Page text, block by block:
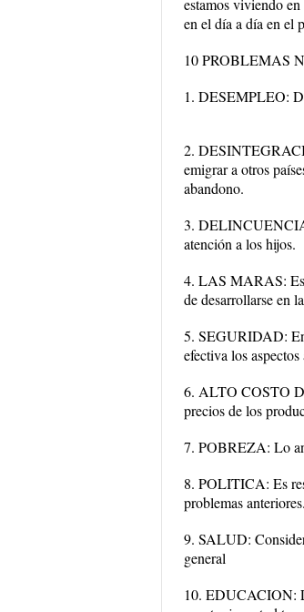
estamos viviendo
en el día a día en el
10 PROBLEMAS
1. DESEMPLEO:
2.
emigrar a otros
abandono.
3. DELINCUENCIA:
atención a los hijos.
4. LAS MARAS:
de desarrollarse en
5. SEGURIDAD: En
efectiva los
6. ALTO COSTO
precios de los
7. POBREZA: Lo
8. POLITICA: Es
problemas anteriores.
9. SALUD:
general
10. EDUCACION: